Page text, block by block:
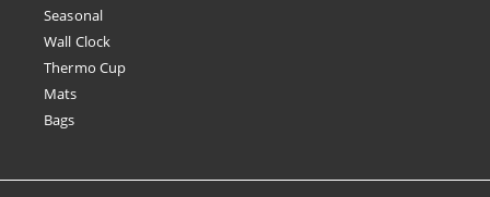
Seasonal
Wall Clock
Thermo Cup
Mats
Bags